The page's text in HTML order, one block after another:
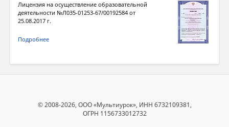
Лицензия на осуществление образовательной
деятельности №Л035-01253-67/00192584 от
25.08.2017 г.
Подробнее
© 2008-2026, ООО «Мультиурок», ИНН 6732109381,
ОГРН 1156733012732